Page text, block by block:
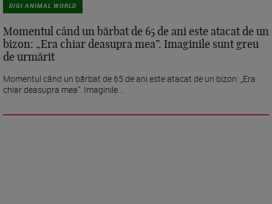
DIGI ANIMAL WORLD
Momentul când un bărbat de 65 de ani este atacat de un
bizon: „Era chiar deasupra mea”. Imaginile sunt greu
de urmărit
Momentul când un bărbat de 65 de ani este atacat de un bizon: „Era
chiar deasupra mea”. Imaginile...